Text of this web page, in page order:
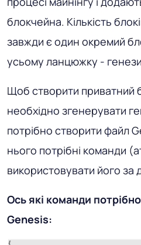
блокчейна. Кількість
завжди є один окремий
усьому ланцюжку -
Щоб створити приватний
необхідно згенерувати
потрібно створити файл
нього потрібні команди
використовувати його
Ось які команди
Genesis: